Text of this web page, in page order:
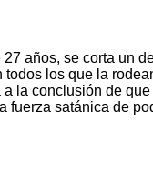
años, se corta un
todos los que la
la conclusión de
fuerza satánica de